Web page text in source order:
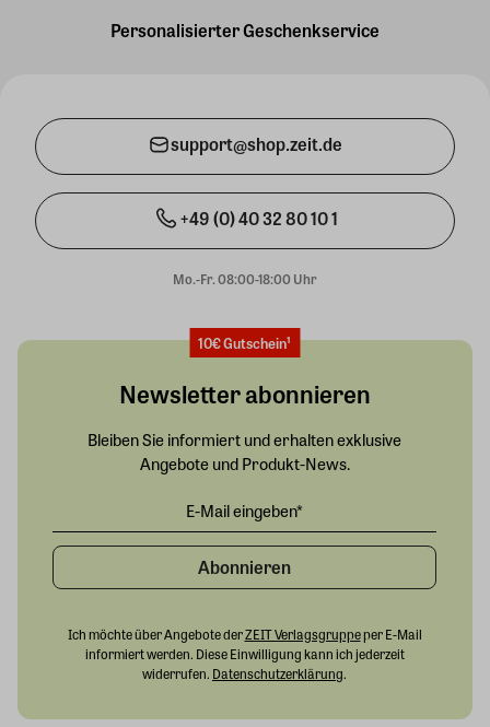
Personalisierter Geschenkservice
support@shop.zeit.de
+49 (0) 40 32 80 10 1
Mo.-Fr. 08:00-18:00 Uhr
10€ Gutschein¹
Newsletter abonnieren
Bleiben Sie informiert und erhalten exklusive
Angebote und Produkt-News.
Abonnieren
Ich möchte über Angebote derZEIT Verlagsgruppeper E-Mail
informiert werden. Diese Einwilligung kann ich jederzeit
widerrufen. Datenschutzerklärung.